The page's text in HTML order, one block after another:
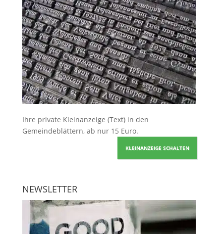
Ihre private Kleinanzeige (Text) in den
Gemeindeblättern, ab nur 15 Euro.
KLEINANZEIGE SCHALTEN
NEWSLETTER